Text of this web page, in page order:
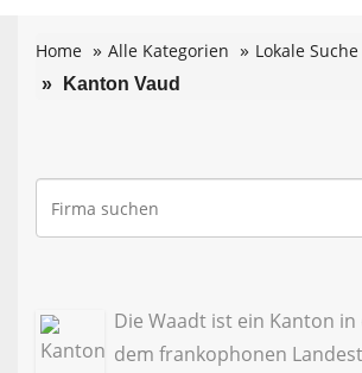
Home Alle Kategorien Lokale Suche
Kanton Vaud
Die Waadt ist ein Kanton
dem frankophonen